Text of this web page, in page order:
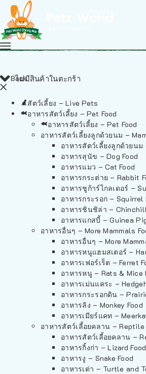
ไม่มีสินค้าในตะกร้า
Back
สัตว์เลี้ยง – Live Pets
อาหารสัตว์เลี้ยง – Pet Food
อาหารสัตว์เลี้ยง – Pet Food
อาหารสัตว์เลี้ยงลูกด้วยนม –
อาหารสัตว์เลี้ยงลูกด้วยนม
อาหารสุนัข – Dog Food
อาหารแมว – Cat Food
อาหารกระต่าย – Rabbit
อาหารชูก้าร์ไกลเดอร์ –
อาหารกระรอก – Squirrel
อาหารชินชิล่า –
อาหารแกสบี้ – Guinea
อาหารอื่นๆ – More Mammals
อาหารอื่นๆ – More
อาหารหนูแฮมสเตอร์ –
อาหารเฟอร์เร็ต – Ferret
อาหารหนู – Rats & Mice
อาหารเม่นแคระ –
อาหารกระรอกดิน –
อาหารลิง – Monkey Food
อาหารเมียร์แคท –
อาหารสัตว์เลี้อยคลาน – Reptile
อาหารสัตว์เลี้อยคลาน –
อาหารกิ้งก่า – Lizard Food
อาหารงู – Snake Food
อาหารเต่า – Turtle and